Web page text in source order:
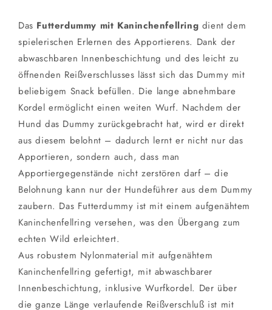
Das Futterdummy mit Kaninchenfellring dient dem
spielerischen Erlernen des Apportierens. Dank der
abwaschbaren Innenbeschichtung und des leicht zu
öffnenden Reißverschlusses lässt sich das Dummy mit
beliebigem Snack befüllen. Die lange abnehmbare
Kordel ermöglicht einen weiten Wurf. Nachdem der
Hund das Dummy zurückgebracht hat, wird er direkt
aus diesem belohnt – dadurch lernt er nicht nur das
Apportieren, sondern auch, dass man
Apportiergegenstände nicht zerstören darf – die
Belohnung kann nur der Hundeführer aus dem Dummy
zaubern. Das Futterdummy ist mit einem aufgenähtem
Kaninchenfellring versehen, was den Übergang zum
echten Wild erleichtert.
Aus robustem Nylonmaterial mit aufgenähtem
Kaninchenfellring gefertigt, mit abwaschbarer
Innenbeschichtung, inklusive Wurfkordel. Der über
die ganze Länge verlaufende Reißverschluß ist mit